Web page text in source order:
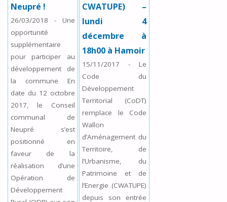
Neupré !
26/03/2018 -
Une
opportunité
supplémentaire
pour participer au
développement de
la commune En
date du 12 octobre
2017, le Conseil
communal de
Neupré s’est
positionné en
faveur de la
réalisation d’une
Opération de
Développement
CWATUPE) –
lundi 4
décembre à
18h00 à Hamoir
15/11/2017 -
Le
Code du
Développement
Territorial (CoDT)
remplace le Code
Wallon
d’Aménagement du
Territoire, de
l’Urbanisme, du
Patrimoine et de
l’Energie (CWATUPE)
depuis son entrée